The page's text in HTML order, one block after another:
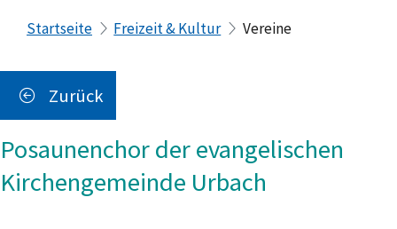
Startseite Freizeit & Kultur Vereine
Zurück
Posaunenchor der evangelischen
Kirchengemeinde Urbach